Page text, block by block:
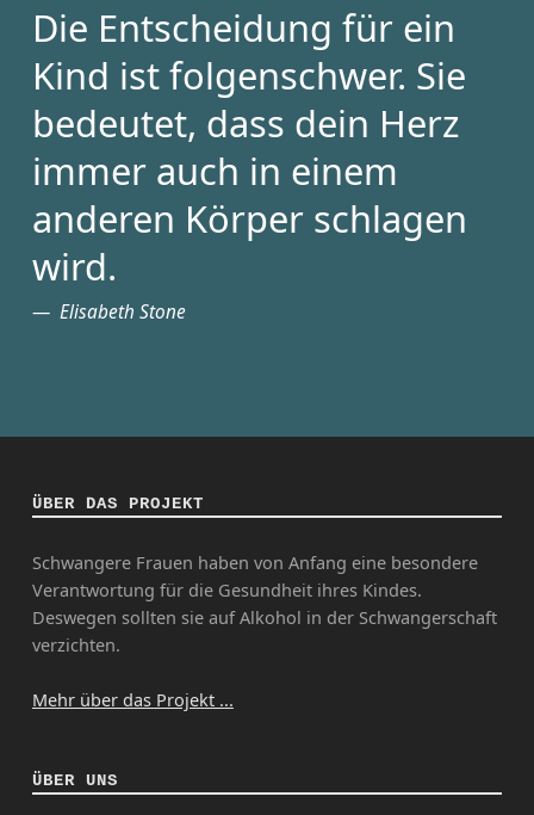
Die Entscheidung für ein
Kind ist folgenschwer. Sie
bedeutet, dass dein Herz
immer auch in einem
anderen Körper schlagen
wird.
Elisabeth Stone
ÜBER DAS PROJEKT
Schwangere Frauen haben von Anfang eine besondere
Verantwortung für die Gesundheit ihres Kindes.
Deswegen sollten sie auf Alkohol in der Schwangerschaft
verzichten.
Mehr über das Projekt ...
ÜBER UNS